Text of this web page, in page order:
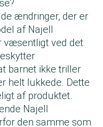
ændringer, der er
af Najell
væsentligt ved det
barnet ikke triller
helt lukkede. Dette
af produktet.
Najell
den samme som